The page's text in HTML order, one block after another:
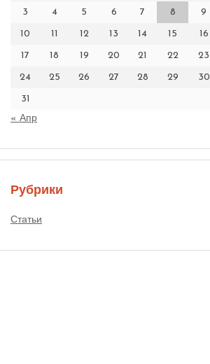
3 4 5 6 7 8 9
10 11 12 13 14 15 16
17 18 19 20 21 22 23
24 25 26 27 28 29 30
31
« Апр
Рубрики
Статьи